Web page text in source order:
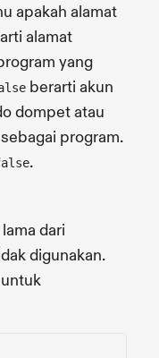
apakah alamat
alamat
yang
berarti akun
dompet atau
program.
.
dari
digunakan.